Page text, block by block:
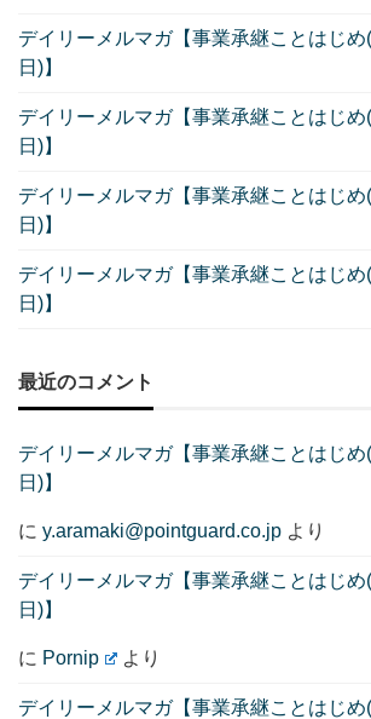
デイリーメルマガ【事業承継ことはじ
日)】
デイリーメルマガ【事業承継ことはじ
日)】
デイリーメルマガ【事業承継ことはじ
日)】
デイリーメルマガ【事業承継ことはじ
日)】
最近のコメント
デイリーメルマガ【事業承継ことはじ
日)】
に y.aramaki@pointguard.co.jp より
デイリーメルマガ【事業承継ことはじ
日)】
に Pornip より
デイリーメルマガ【事業承継ことはじ